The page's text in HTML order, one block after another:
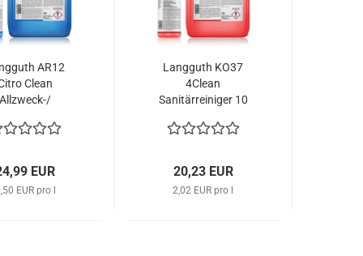
AR12
Clean
Allzweck-/
EUR
EUR pro l
Langguth KO37
4Clean
Sanitärreiniger 10
20,23 EUR
2,02 EUR pro l